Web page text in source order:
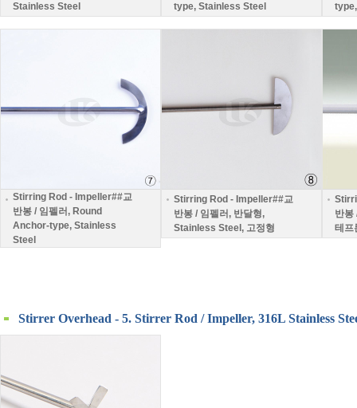
Stainless Steel
type, Stainless Steel
Stirring Rod - Impeller##교
반봉 / 임펠러, Round
Anchor-type, Stainless
Steel
Stirring Rod - Impeller##교
반봉 / 임펠러, 반달형,
Stainless Steel, 고정형
반봉
테프
Stirrer Overhead - 5. Stirrer Rod / Impeller, 316L Stainless